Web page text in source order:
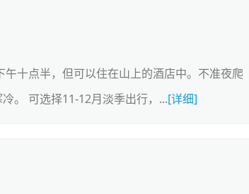
十点半，但可以住在山上的酒店中。不准夜爬
。 可选择11-12月淡季出行，...[详细]